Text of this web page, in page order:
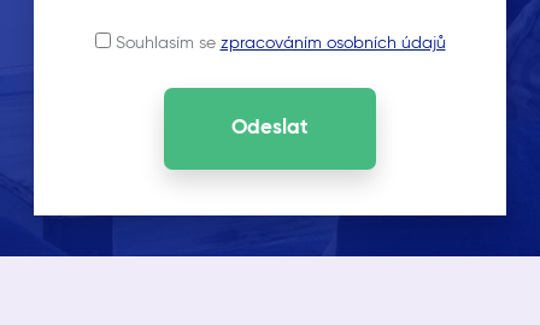
Souhlasím se zpracováním osobních údajů
Odeslat